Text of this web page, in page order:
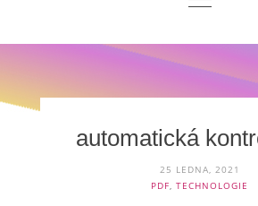
Kontakt
automatická
25 LEDNA, 2021
PDF,TECHNOLOGIE